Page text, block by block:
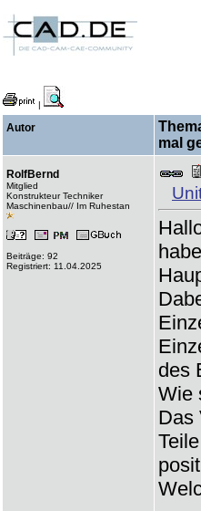
|
Autor
mal
RolfBernd
Mitglied
Konstrukteur Techniker
Maschinenbau// Im Ruhestan
Beiträge: 92
Registriert: 11.04.2025
des
Wie
Das